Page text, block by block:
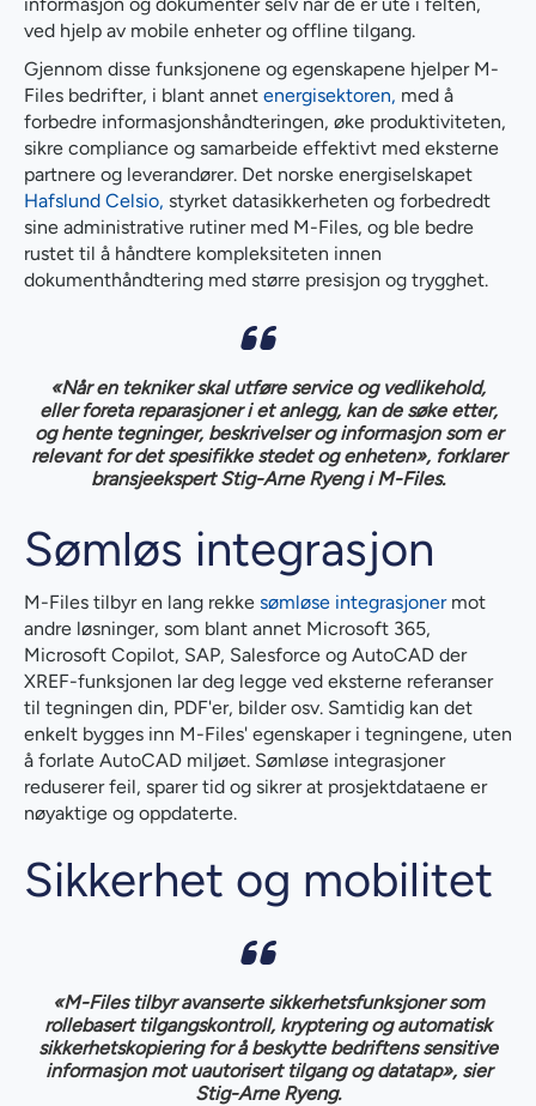
ved hjelp av mobile enheter og offline tilgang.
Gjennom disse funksjonene og egenskapene hjelper M-
Files bedrifter, i blant annet energisektoren, med å
forbedre informasjonshåndteringen, øke produktiviteten,
sikre compliance og samarbeide effektivt med eksterne
partnere og leverandører. Det norske energiselskapet
Hafslund Celsio, styrket datasikkerheten og forbedredt
sine administrative rutiner med M-Files, og ble bedre
rustet til å håndtere kompleksiteten innen
dokumenthåndtering med større presisjon og trygghet.
«Når en tekniker skal utføre service og vedlikehold,
eller foreta reparasjoner i et anlegg, kan de søke etter,
og hente tegninger, beskrivelser og informasjon som er
relevant for det spesifikke stedet og enheten», forklarer
bransjeekspert Stig-Arne Ryeng i M-Files.
Sømløs integrasjon
M-Files tilbyr en lang rekke sømløse integrasjonermot
andre løsninger, som blant annet Microsoft 365,
Microsoft Copilot, SAP, Salesforce og AutoCAD der
XREF-funksjonen lar deg legge ved eksterne referanser
til tegningen din, PDF'er, bilder osv. Samtidig kan det
enkelt bygges inn M-Files' egenskaper i tegningene, uten
å forlate AutoCAD miljøet. Sømløse integrasjoner
reduserer feil, sparer tid og sikrer at prosjektdataene er
nøyaktige og oppdaterte.
Sikkerhet og mobilitet
«M-Files tilbyr avanserte sikkerhetsfunksjoner som
rollebasert tilgangskontroll, kryptering og automatisk
sikkerhetskopiering for å beskytte bedriftens sensitive
informasjon mot uautorisert tilgang og datatap», sier
Stig-Arne Ryeng.